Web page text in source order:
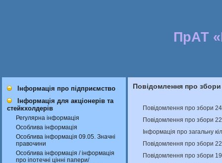
ПрАТ
Інформація про підприємство
Інформація для акціонерів та
стейкхолдерів
Регулярна інформація
Особлива інформація
Особлива інформація 09.05. Значні
правочини
Особлива інформація / інформація
про іпотечні цінні папери/
Повідомлення про збори
Повідомлення про збори
Повідомлення про збори
Інформація про загальну
Повідомлення про збори
Повідомлення про збори